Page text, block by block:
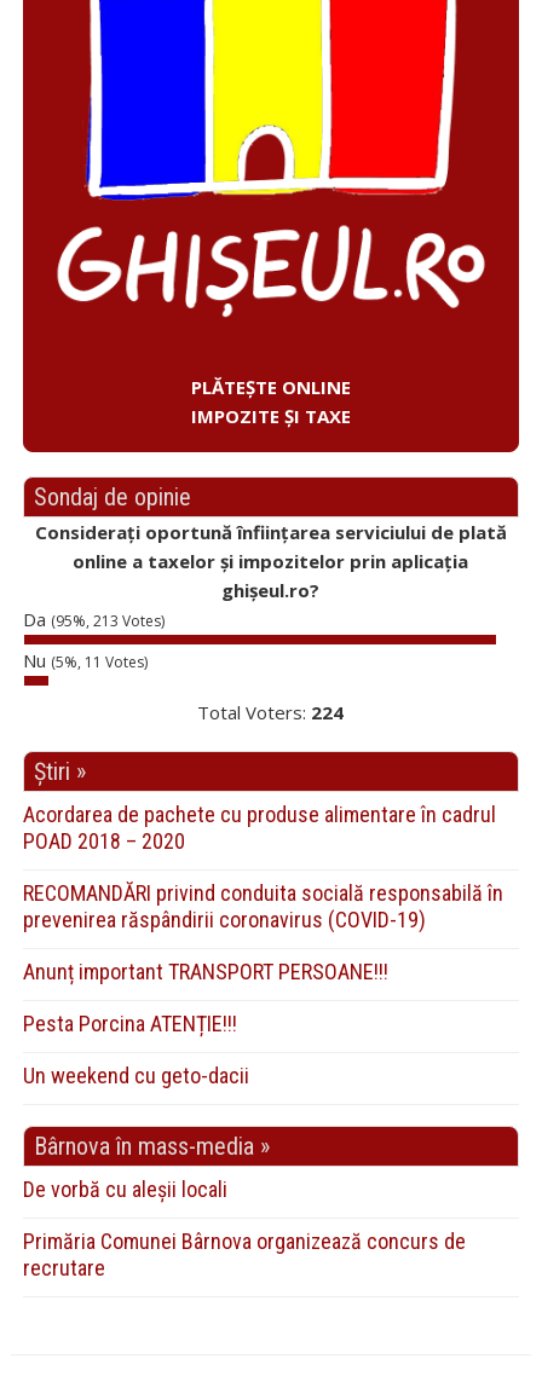
PLĂTEȘTE ONLINE
IMPOZITE ȘI TAXE
Sondaj de opinie
Considerați oportună înființarea serviciului de plată
online a taxelor și impozitelor prin aplicația
ghișeul.ro?
Da (95%, 213 Votes)
Nu (5%, 11 Votes)
Total Voters: 224
Știri »
Acordarea de pachete cu produse alimentare în cadrul
POAD 2018 – 2020
RECOMANDĂRI privind conduita socială responsabilă în
prevenirea răspândirii coronavirus (COVID-19)
Anunț important TRANSPORT PERSOANE!!!
Pesta Porcina ATENȚIE!!!
Un weekend cu geto-dacii
Bârnova în mass-media »
De vorbă cu aleșii locali
Primăria Comunei Bârnova organizează concurs de
recrutare